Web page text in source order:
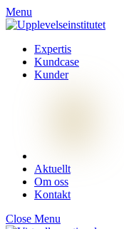
Menu
Expertis
Kundcase
Kunder
Aktuellt
Om oss
Kontakt
Close Menu